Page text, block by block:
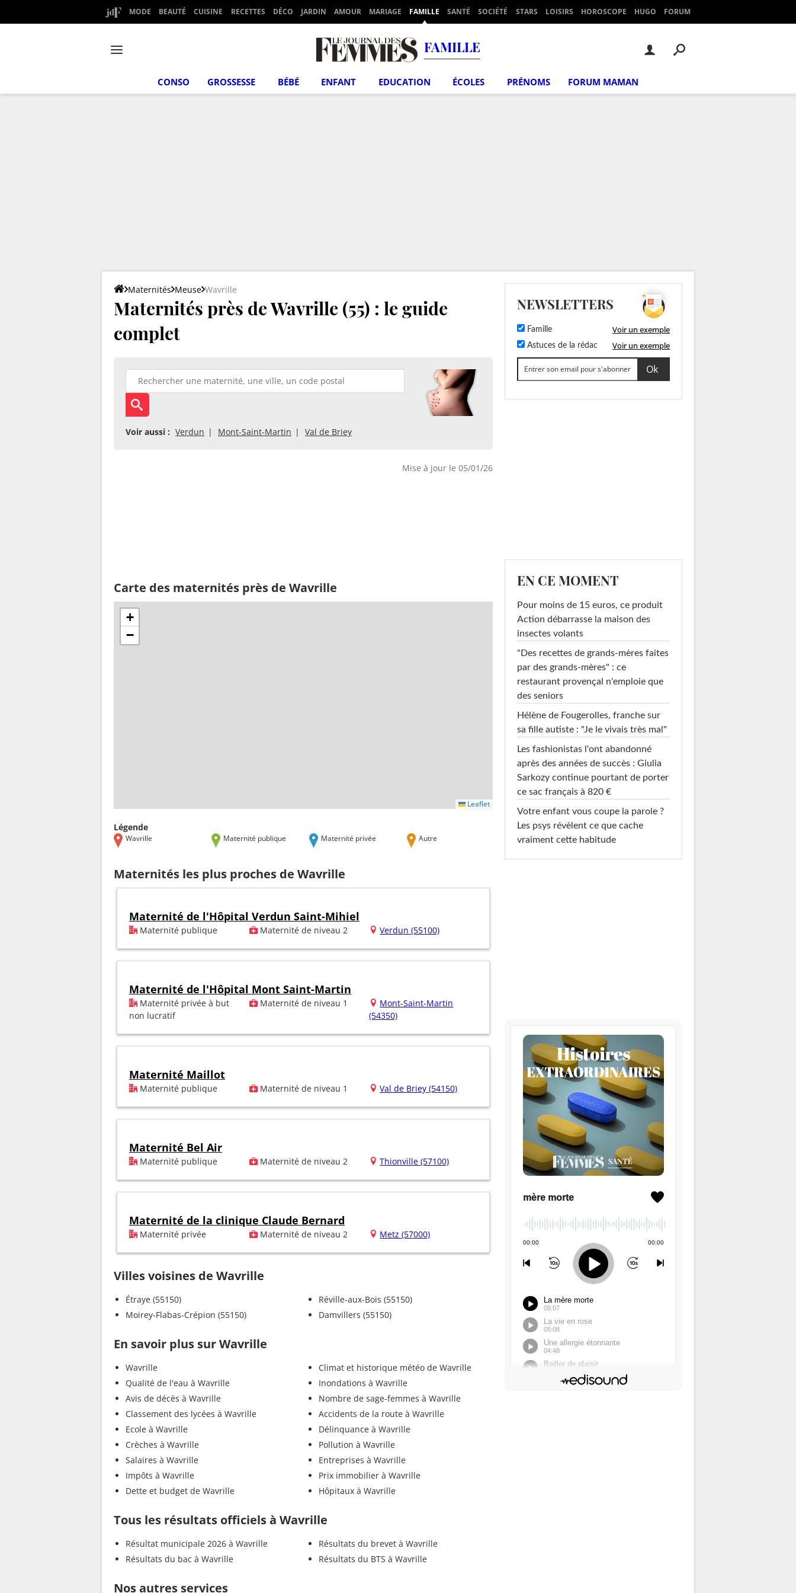
MODE BEAUTÉ CUISINE RECETTES DÉCO JARDIN AMOUR MARIAGE FAMILLE SANTÉ SOCIÉTÉ STARS LOISIRS HOROSCOPE HUGO FORUM
FAMILLE
CONSO GROSSESSE BÉBÉ ENFANT EDUCATION ÉCOLES PRÉNOMS FORUM MAMAN
Maternités Meuse Wavrille
Maternités près de Wavrille (55) : le guide
complet
Voir aussi : Verdun Mont-Saint-Martin Val de Briey
Mise à jour le 05/01/26
Carte des maternités près de Wavrille
+
−
Leaflet
Légende
Wavrille Maternité publique Maternité privée Autre
Maternités les plus proches de Wavrille
Maternité de l'Hôpital Verdun Saint-Mihiel
Maternité publique Maternité de niveau 2 Verdun (55100)
Maternité de l'Hôpital Mont Saint-Martin
Maternité privée à but
non lucratif
Maternité de niveau 1
Mont-Saint-Martin
(54350)
Maternité Maillot
Maternité publique Maternité de niveau 1 Val de Briey (54150)
Maternité Bel Air
Maternité publique Maternité de niveau 2 Thionville (57100)
Maternité de la clinique Claude Bernard
Maternité privée Maternité de niveau 2 Metz (57000)
Villes voisines de Wavrille
Étraye (55150)
Moirey-Flabas-Crépion (55150)
Réville-aux-Bois (55150)
Damvillers (55150)
En savoir plus sur Wavrille
Wavrille
Qualité de l'eau à Wavrille
Avis de décès à Wavrille
Classement des lycées à Wavrille
Ecole à Wavrille
Crèches à Wavrille
Salaires à Wavrille
Impôts à Wavrille
Dette et budget de Wavrille
Climat et historique météo de Wavrille
Inondations à Wavrille
Nombre de sage-femmes à Wavrille
Accidents de la route à Wavrille
Délinquance à Wavrille
Pollution à Wavrille
Entreprises à Wavrille
Prix immobilier à Wavrille
Hôpitaux à Wavrille
Tous les résultats officiels à Wavrille
Résultat municipale 2026 à Wavrille
Résultats du bac à Wavrille
Résultats du brevet à Wavrille
Résultats du BTS à Wavrille
Nos autres services
NEWSLETTERS
Famille Voir un exemple
Astuces de la rédac Voir un exemple
EN CE MOMENT
Pour moins de 15 euros, ce produit
Action débarrasse la maison des
insectes volants
"Des recettes de grands-mères faites
par des grands-mères" : ce
restaurant provençal n'emploie que
des seniors
Hélène de Fougerolles, franche sur
sa fille autiste : "Je le vivais très mal"
Les fashionistas l'ont abandonné
après des années de succès : Giulia
Sarkozy continue pourtant de porter
ce sac français à 820 €
Votre enfant vous coupe la parole ?
Les psys révèlent ce que cache
vraiment cette habitude